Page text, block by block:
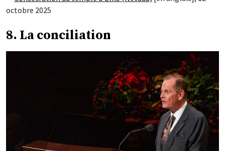
octobre 2025
8. La conciliation